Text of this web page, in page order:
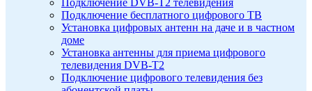
Подключение бесплатного цифрового ТВ
Установка цифровых антенн на даче и в частном
доме
Установка антенны для приема цифрового
телевидения DVB-T2
Подключение цифрового телевидения без